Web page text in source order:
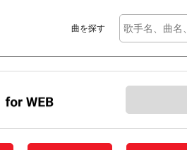
曲を探す